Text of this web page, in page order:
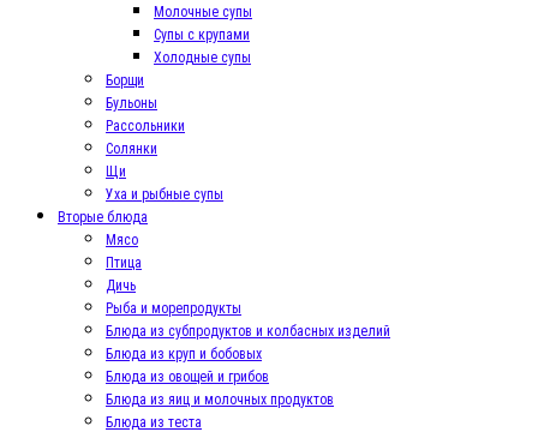
Молочные супы
Супы с крупами
Холодные супы
Борщи
Бульоны
Рассольники
Солянки
Щи
Уха и рыбные супы
Вторые блюда
Мясо
Птица
Дичь
Рыба и морепродукты
Блюда из субпродуктов и колбасных изделий
Блюда из круп и бобовых
Блюда из овощей и грибов
Блюда из яиц и молочных продуктов
Блюда из теста